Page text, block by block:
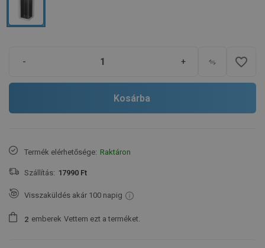
- + favorite_border
Kosárba
Termék elérhetősége: Raktáron
Szállítás: 17990 Ft
Visszaküldés akár 100 napig
2 emberek Vettem ezt a terméket.